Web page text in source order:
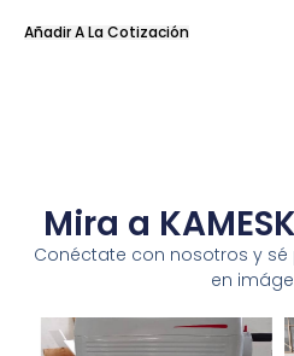
Añadir A La Cotización
Mira a
Conéctate con nosotros y
en